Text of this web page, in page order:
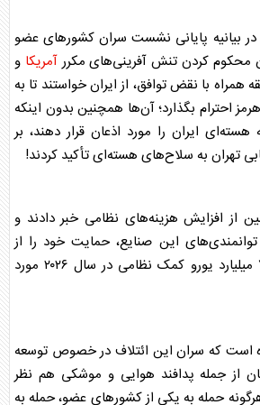
در بیانیه پایانی نشست سران کشور‌های عضو
محکوم کردن تنش آفرینی‌های مکررآمریکا و
همراه با نقض توافق، از ایران خواستند تا به
احترام بگذارد؛ آن‌ها همچنین بدون اینکه
ایران را مورد اذعان قرار دهند، بر
تهران به سلاح‌های هسته‌ای تأکید کردند!
از افزایش هزینه‌های نظامی خبر دادند و
این صنایع، حمایت خود را از
اوکراین با وعده ارائه ۷۰ میلیارد یورو کمک نظامی در سال ۲۰۲۶ مورد
است که سران این ائتلاف در خصوص توسعه
از جمله پدافند هوایی و موشکی هم نظر
هرگونه حمله به یکی از کشور‌های عضو، حمله به